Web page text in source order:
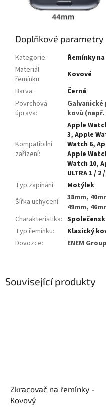
Související produkty
Zkracovač na řemínky -
Kovový
Doplňkové parametry
Kategorie:
Řemínky
Materiál
řemínku:
Kovové
Barva:
Černá
Povrchová
úprava:
kovů
Kompatibilní
zařízení:
Apple
3, Apple
Watch 6,
Apple
Watch 10,
ULTRA 1 / 2
Typ zapínání:
Motýlek
Šířka uchycení:
38mm,
49mm,
Charakteristika:
Typ řemínku:
Klasický
Dovozce: ENEM